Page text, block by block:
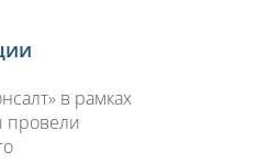
в рамках
провели